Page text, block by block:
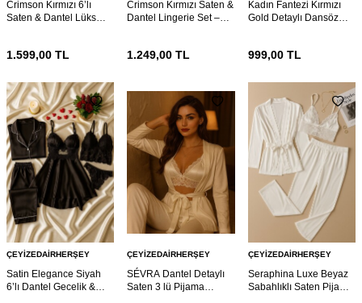
Crimson Kırmızı 6’lı
Saten & Dantel Lüks
1.599,00 TL
Crimson Kırmızı Saten &
Dantel Lingerie Set –
1.249,00 TL
Kadın Fantezi Kırmızı
Gold Detaylı Dansöz
999,00TL
ÇEYIZEDAIRHERŞEY
Satin Elegance Siyah
6’lı Dantel Gecelik &
ÇEYIZEDAIRHERŞEY
SÉVRA Dantel Detaylı
Saten 3 lü Pijama
ÇEYIZEDAIRHERŞEY
Seraphina Luxe Beyaz
Sabahlıklı Saten Pijama